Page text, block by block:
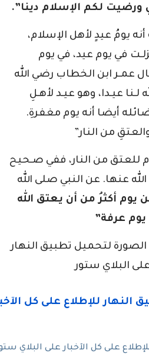
لكم الإسلام دينا”.
يومُ عيدٍ لأهل الإسلام،
في يوم عيد، في يوم
عمـر ابن الخطاب رضي الله
لـنا عيـدا، وهو عيـد لأهـلِ
أيضا أنه يوم مغفرةِ.
من النار”
للعتق من النار، ففي صـحيح
عنها. عن النبي صلى الله
يوم أكثرُ من أن يعتق الله
يوم عرفة”
لتحميل تطبيق النهار
البلاي ستور
على كل الآخبار على البلاي